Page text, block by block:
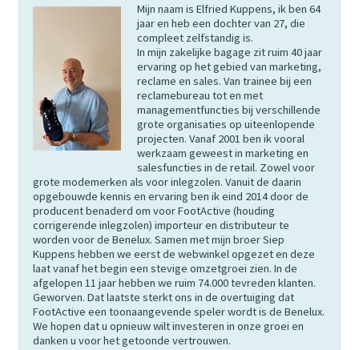
Mijn naam is Elfried Kuppens, ik ben 64
jaar en heb een dochter van 27, die
compleet zelfstandig is.
In mijn zakelijke bagage zit ruim 40 jaar
ervaring op het gebied van marketing,
reclame en sales. Van trainee bij een
reclamebureau tot en met
managementfuncties bij verschillende
grote organisaties op uiteenlopende
projecten. Vanaf 2001 ben ik vooral
werkzaam geweest in marketing en
salesfuncties in de retail. Zowel voor
grote modemerken als voor inlegzolen. Vanuit de daarin
opgebouwde kennis en ervaring ben ik eind 2014 door de
producent benaderd om voor FootActive (houding
corrigerende inlegzolen) importeur en distributeur te
worden voor de Benelux. Samen met mijn broer Siep
Kuppens hebben we eerst de webwinkel opgezet en deze
laat vanaf het begin een stevige omzetgroei zien. In de
afgelopen 11 jaar hebben we ruim 74.000 tevreden klanten.
Geworven. Dat laatste sterkt ons in de overtuiging dat
FootActive een toonaangevende speler wordt is de Benelux.
We hopen dat u opnieuw wilt investeren in onze groei en
danken u voor het getoonde vertrouwen.